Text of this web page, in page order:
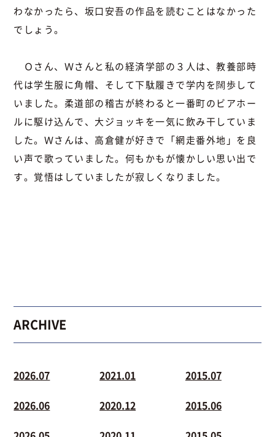
わなかったら、坂口安吾の作品を読むことはなかった
でしょう。
Ｏさん、Ｗさんと私の経済学部の３人は、教養部時
代は学生服に角帽、そして下駄履きで学内を闊歩して
いました。柔道部の稽古が終わると一番町のビアホー
ルに駆け込んで、大ジョッキを一気に飲み干していま
した。Ｗさんは、高倉健が好きで「網走番外地」を良
い声で歌っていました。何もかもが懐かしい思い出で
す。覚悟はしていましたが寂しくなりました。
ARCHIVE
2026.07
2026.06
2021.01
2020.12
2015.07
2015.06